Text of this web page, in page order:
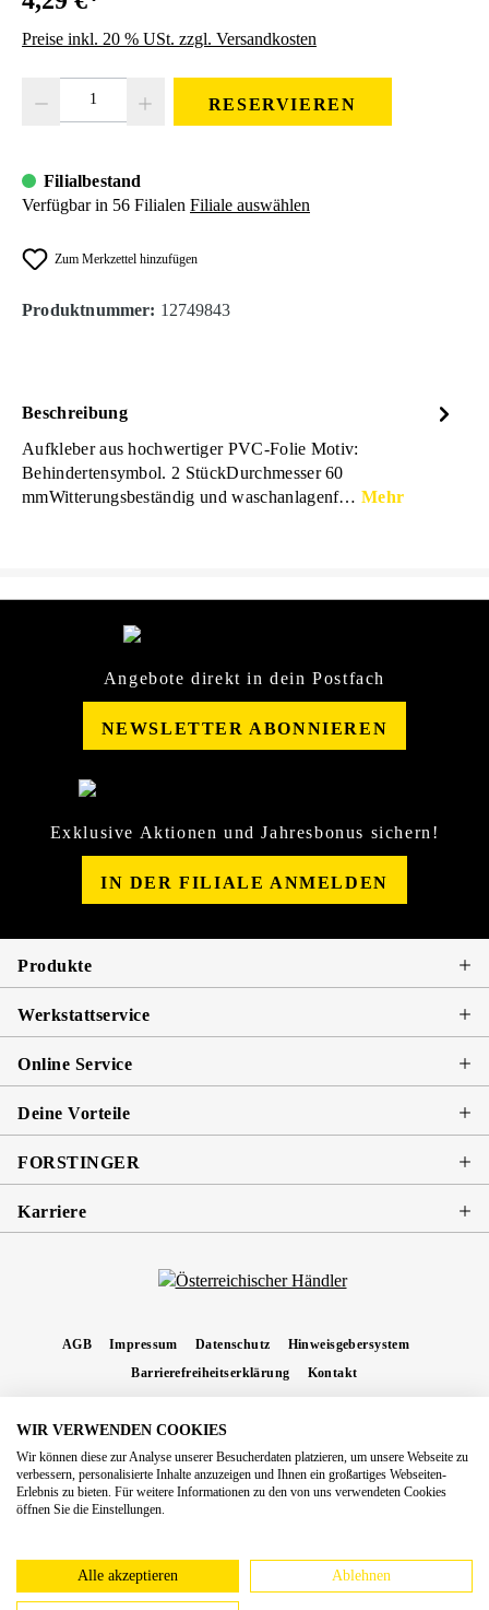
Preise inkl. 20 % USt. zzgl. Versandkosten
RESERVIEREN
Filialbestand
Verfügbar in 56 Filialen Filiale auswählen
Zum Merkzettel hinzufügen
Produktnummer: 12749843
Beschreibung
Aufkleber aus hochwertiger PVC-Folie Motiv:
Behindertensymbol. 2 StückDurchmesser 60
mmWitterungsbeständig und waschanlagenf…Mehr
Angebote direkt in dein Postfach
NEWSLETTER ABONNIEREN
Exklusive Aktionen und Jahresbonus sichern!
IN DER FILIALE ANMELDEN
Produkte
Werkstattservice
Online Service
Deine Vorteile
FORSTINGER
Karriere
AGB Impressum Datenschutz
Hinweisgebersystem
Barrierefreiheitserklärung
Kontakt
Nachnahmegebühren, wenn nicht anders angegeben.
Copyright 2026 Forstinger Österreich GmbH
Königstetter Straße 128 - 134/OG3, 3430 Tulln
europäschen Online-Streitbeilegungs-Plattform hinzuweisen:
webgate.ec.europa.eu/odr
WIR VERWENDEN COOKIES
Wir können diese zur Analyse unserer Besucherdaten platzieren, um unsere Webseite zu
verbessern, personalisierte Inhalte anzuzeigen und Ihnen ein großartiges Webseiten-
Erlebnis zu bieten. Für weitere Informationen zu den von uns verwendeten Cookies
öffnen Sie die Einstellungen.
Alle akzeptieren Ablehnen